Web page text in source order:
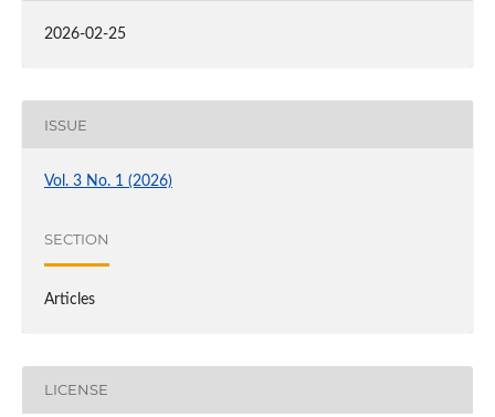
2026-02-25
ISSUE
Vol. 3 No. 1 (2026)
SECTION
Articles
LICENSE